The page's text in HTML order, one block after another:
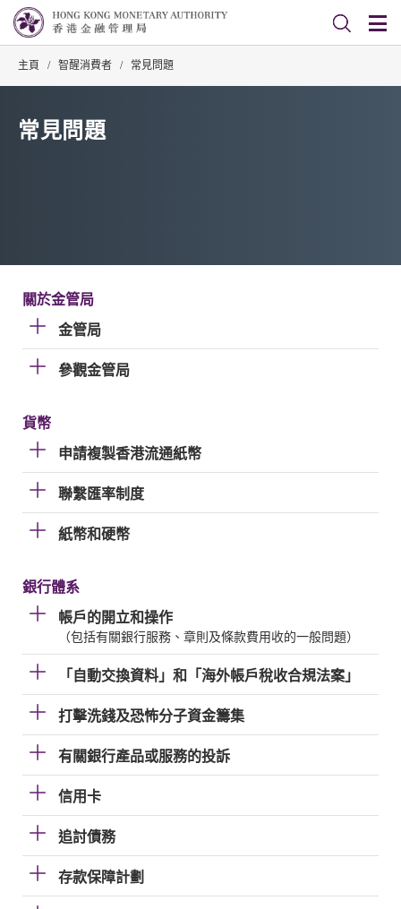
主頁 / 智醒消費者 / 常見問題
常見問題
關於金管局
金管局
參觀金管局
貨幣
申請複製香港流通紙幣
聯繫匯率制度
紙幣和硬幣
銀行體系
帳戶的開立和操作
（包括有關銀行服務、章則及條款費用收的一般問題）
「自動交換資料」和「海外帳戶稅收合規法案」
打擊洗錢及恐怖分子資金籌集
有關銀行產品或服務的投訴
信用卡
追討債務
存款保障計劃